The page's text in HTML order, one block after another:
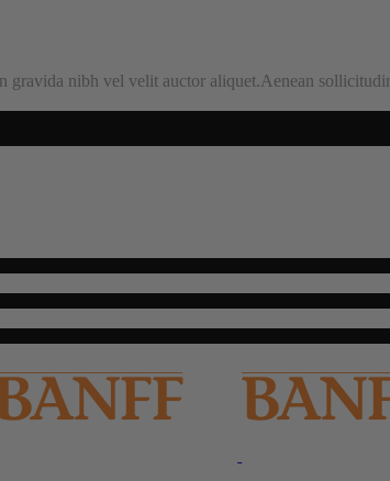
nibh vel velit auctor aliquet.Aenean